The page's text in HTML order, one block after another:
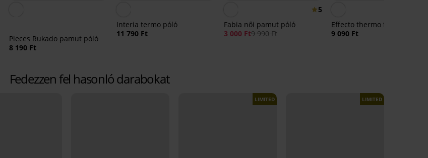
Pieces Rukado pamut póló
8 190 Ft
Interia termo póló
11 790 Ft
5
Fabia női pamut póló
3 000 Ft9 990 Ft
Effecto thermo felső
9 090 Ft
Fedezzen fel hasonló darabokat
LIMITED LIMITED